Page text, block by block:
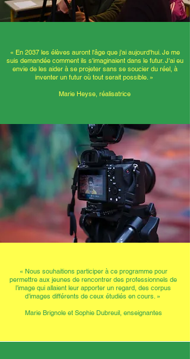
« En 2037 les élèves auront l'âge que j'ai aujourd'hui. Je me
suis demandée comment ils s'imaginaient dans le futur. J'ai eu
envie de les aider à se projeter sans se soucier du réel, à
inventer un futur où tout serait possible. »
Marie Heyse, réalisatrice
« Nous souhaitions participer à ce programme pour
permettre aux jeunes de rencontrer des professionnels de
l’image qui allaient leur apporter un regard, des corpus
d’images différents de ceux étudiés en cours. »
Marie Brignole et Sophie Dubreuil, enseignantes